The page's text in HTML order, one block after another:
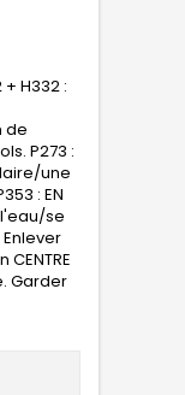
H332 :
de
P273 :
une
: EN
l'eau/se
Enlever
Garder